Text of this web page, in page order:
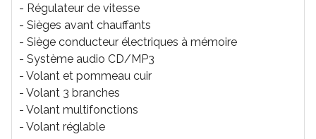
- Régulateur de vitesse
- Sièges avant chauffants
- Siège conducteur électriques à mémoire
- Système audio CD/MP3
- Volant et pommeau cuir
- Volant 3 branches
- Volant multifonctions
- Volant réglable